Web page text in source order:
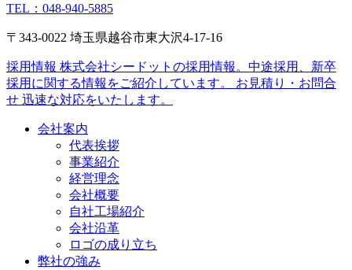
TEL：048-940-5885
〒343-0022 埼玉県越谷市東大沢4-17-16
採用情報 株式会社シードットの採用情報。中途採用、新卒
採用に関する情報をご紹介しています。 お見積り・お問合
せ 迅速な対応をいたします。
会社案内
代表挨拶
事業紹介
経営理念
会社概要
自社工場紹介
会社沿革
ロゴの成り立ち
弊社の強み